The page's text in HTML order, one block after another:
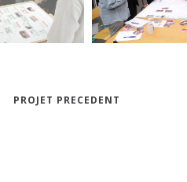
PROJET PRECEDENT